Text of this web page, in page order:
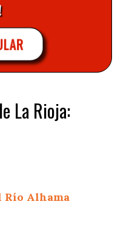
La Rioja:
Río Alhama